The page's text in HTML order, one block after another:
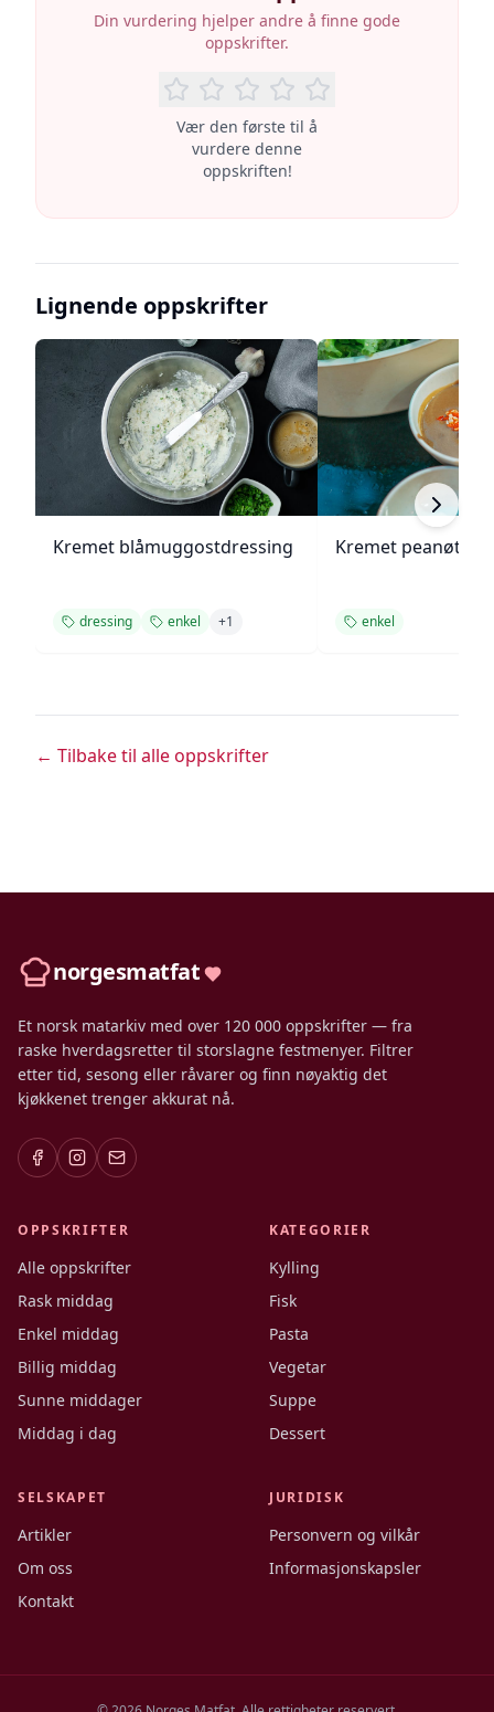
Din vurdering hjelper andre å finne gode
oppskrifter.
Vær den første til å
vurdere denne
oppskriften!
Lignende oppskrifter
Kremet blåmuggostdressing
dressing enkel +1
Kremet
enkel
← Tilbake til alle oppskrifter
norgesmatfat
Et norsk matarkiv med over 120 000 oppskrifter — fra
raske hverdagsretter til storslagne festmenyer. Filtrer
etter tid, sesong eller råvarer og finn nøyaktig det
kjøkkenet trenger akkurat nå.
OPPSKRIFTER
Alle oppskrifter
Rask middag
Enkel middag
Billig middag
Sunne middager
Middag i dag
KATEGORIER
Kylling
Fisk
Pasta
Vegetar
Suppe
Dessert
SELSKAPET
Artikler
Om oss
Kontakt
JURIDISK
Personvern og vilkår
Informasjonskapsler